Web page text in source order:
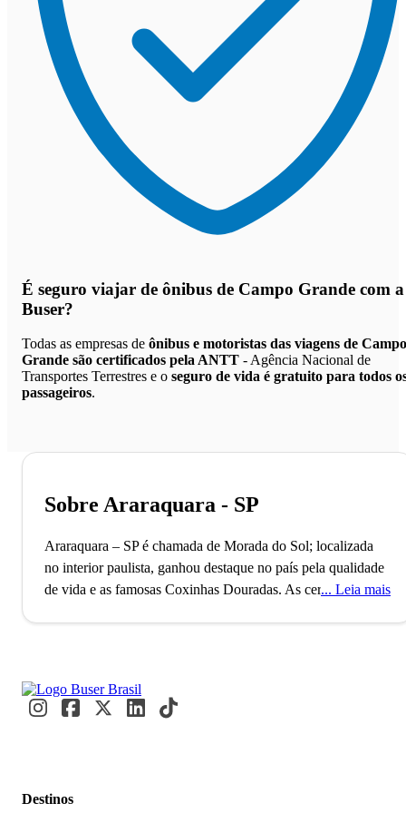
É seguro viajar de ônibus de Campo Grande com a
Buser?
Todas as empresas de ônibus e motoristas das viagens de Campo
Grande são certificados pela ANTT - Agência Nacional de
Transportes Terrestres e o seguro de vida é gratuito para todos
passageiros.
Sobre Araraquara - SP
Araraquara – SP é chamada de Morada do Sol; localizada
no interior paulista, ganhou destaque no país pela qualidade
de vida e as famosas Coxinhas Douradas. As cerca de mil
conhecido por suas famosas coxinhas de Bueno de Andrada,
atraindo visitantes de todo o Brasil. Todos os anos,
famosas coxinhas de Bueno de Andrada é um ótimo motivo
Leia mais
Destinos